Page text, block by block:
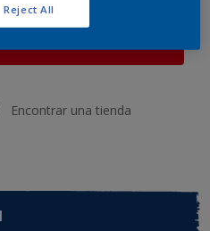
disponible en línea.
Encontrar una tienda
Reject All